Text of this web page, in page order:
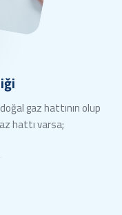
gaz hattının olup
hattı varsa;